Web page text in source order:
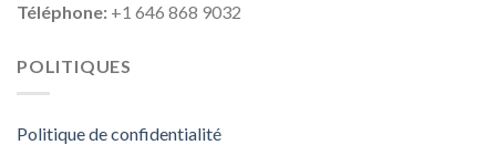
Téléphone: +1 646 868 9032
POLITIQUES
Politique de confidentialité